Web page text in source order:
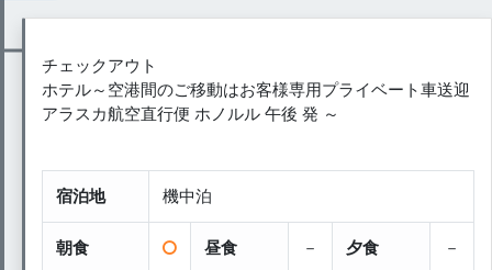
チェックアウト
ホテル～空港間のご移動はお客様専用プライベート車送迎
アラスカ航空直行便 ホノルル 午後 発 ～
宿泊地 機中泊
朝食 昼食 － 夕食 －